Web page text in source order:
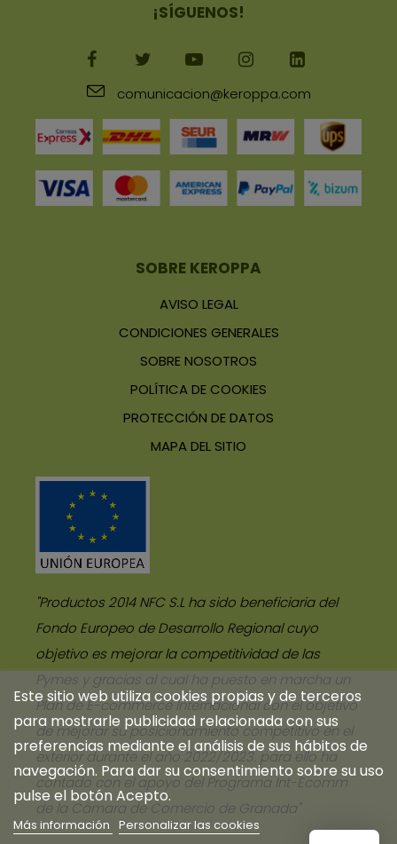
¡SÍGUENOS!
FACEBOOKTWITTER YOUTUBE INSTAGRAM
comunicacion@keroppa.com
SOBRE KEROPPA
AVISO LEGAL
CONDICIONES GENERALES
SOBRE NOSOTROS
POLÍTICA DE COOKIES
PROTECCIÓN DE DATOS
MAPA DEL SITIO
"Productos 2014 NFC S.L ha sido beneficiaria del
Fondo Europeo de Desarrollo Regional cuyo
objetivo es mejorar la competitividad de las
Pymes y gracias al cual ha puesto en marcha un
Plan de E-commerce Internacional con el objetivo
de mejorar su posicionamiento competitivo en el
exterior durante el año 2022/2023. para ello ha
contado con el apoyo del Programa Int-Ecomm
de la Cámara de Comercio de Granada"
Este sitio web utiliza cookies propias y de terceros
para mostrarle publicidad relacionada con sus
preferencias mediante el análisis de sus hábitos de
navegación. Para dar su consentimiento sobre su uso
pulse el botón Acepto.
Más información Personalizar las cookies